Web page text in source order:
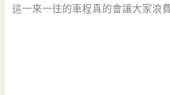
這一來一往的車程真的會讓大家浪